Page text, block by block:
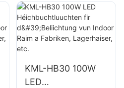
ng KML-FL2C
1000W LED
Flutluuchten
Liwwerant
KML-HB30 100W
LED